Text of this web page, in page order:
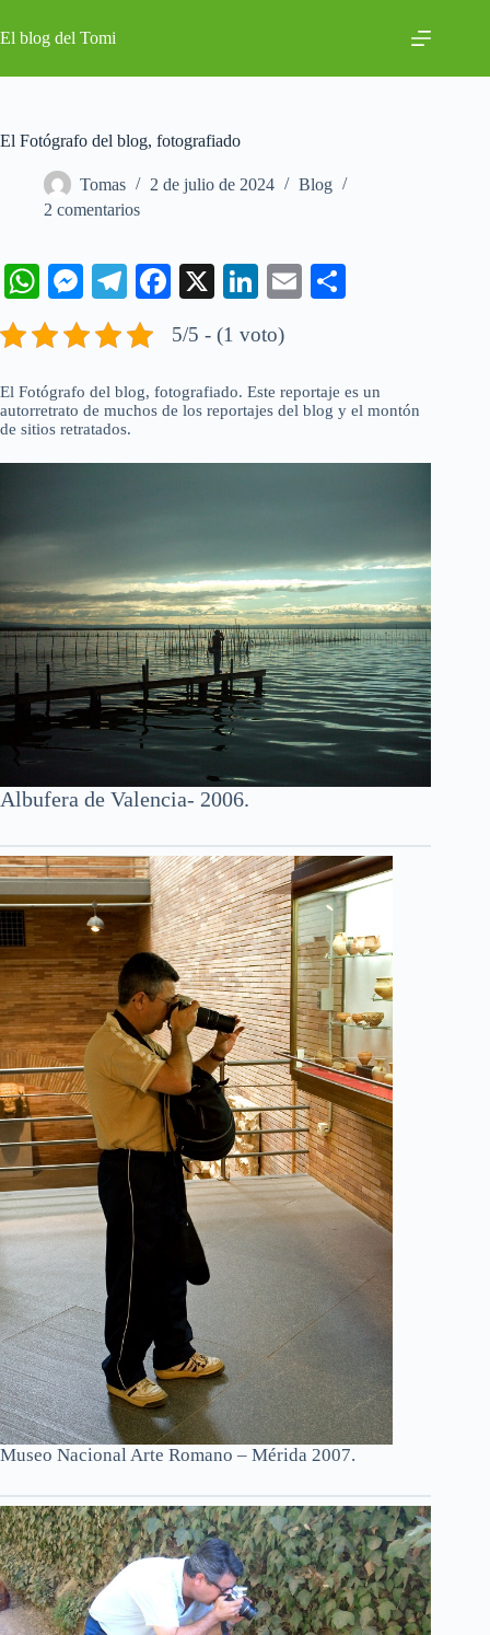
al
contenido
El blog del Tomi
El Fotógrafo del blog, fotografiado
Tomas 2 de julio de 2024
Blog
2 comentarios
W
ha
ts
A
pp
M
es
se
ng
er
Te
le
gr
a
m
Fa
bo
ok
X
Li
ed
In
E
pa
rti
r
5/5 - (1 voto)
El Fotógrafo del blog, fotografiado. Este reportaje es un
autorretrato de muchos de los reportajes del blog y el montón
de sitios retratados.
Albufera de Valencia- 2006.
Museo Nacional Arte Romano – Mérida 2007.